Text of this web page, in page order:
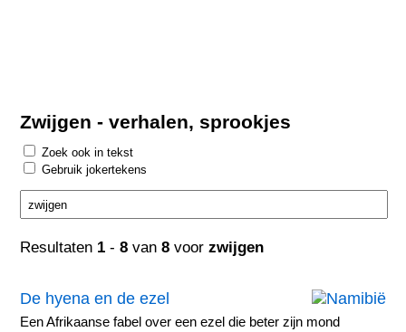
Zwijgen - verhalen, sprookjes
Zoek ook in tekst
Gebruik jokertekens
Resultaten 1 -8 van8 voorzwijgen
De hyena en de ezel
Een Afrikaanse fabel over een ezel die beter zijn mond